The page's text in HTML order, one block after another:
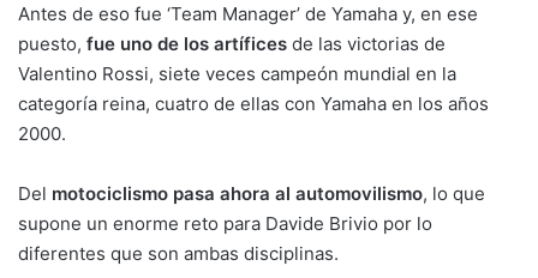
Antes de eso fue ‘Team Manager’ de Yamaha y, en ese
puesto, fue uno de los artífices de las victorias de
Valentino Rossi, siete veces campeón mundial en la
categoría reina, cuatro de ellas con Yamaha en los años
2000.
Del motociclismo pasa ahora al automovilismo, lo que
supone un enorme reto para Davide Brivio por lo
diferentes que son ambas disciplinas.